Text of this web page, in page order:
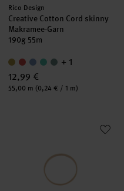
Hersteller:
Rico Design
Creative Cotton Cord skinny
Makramee-Garn
190g 55m
+ 1
12,99 €
Inhalt:
55,00 m (0,24 € / 1 m)